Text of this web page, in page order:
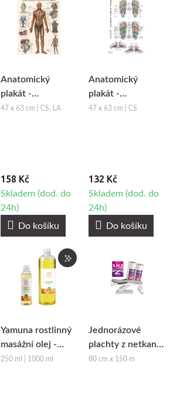
Anatomický
plakát -
Lymfatický
47 x 63 cm | CS, LA
158 Kč
Skladem (dod. do
24h)
Do košíku
Anatomický
plakát -
Reflexologie nohy
47 x 63 cm | CS
132 Kč
Skladem (dod. do
24h)
Do košíku
Yamuna rostlinný
masážní olej -
Pomeranč-
250 ml | 1000 ml
Jednorázové
plachty z netkané
textilie
80 cm x 150 m